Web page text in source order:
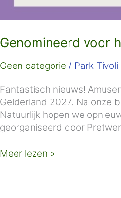
Genomineerd voor
Geen categorie / Park Tivoli
Fantastisch nieuws!
Gelderland 2027. Na onze
Natuurlijk hopen we
georganiseerd door
Meer lezen »